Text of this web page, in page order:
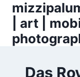
Zum
Inhalt
springen| art |
Das